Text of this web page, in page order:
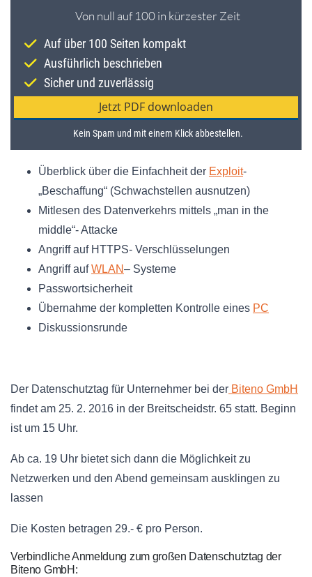
Überblick über die Einfachheit der Exploit-
„Beschaffung“ (Schwachstellen ausnutzen)
Mitlesen des Datenverkehrs mittels „man in the
middle“- Attacke
Angriff auf HTTPS- Verschlüsselungen
Angriff aufWLAN– Systeme
Passwortsicherheit
Übernahme der kompletten Kontrolle eines PC
Diskussionsrunde
Der Datenschutztag für Unternehmer bei der Biteno GmbH
findet am 25. 2. 2016 in der Breitscheidstr. 65 statt. Beginn
ist um 15 Uhr.
Ab ca. 19 Uhr bietet sich dann die Möglichkeit zu
Netzwerken und den Abend gemeinsam ausklingen zu
lassen
Die Kosten betragen 29.- € pro Person.
Verbindliche Anmeldung zum großen Datenschutztag der
Biteno GmbH: